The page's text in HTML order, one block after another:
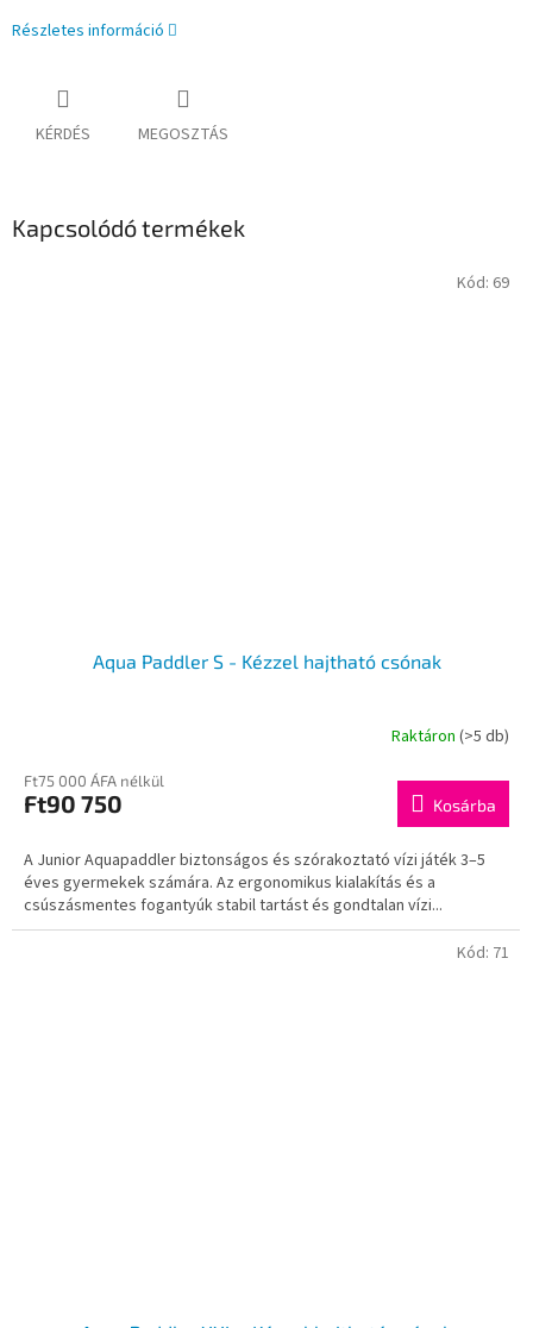
Részletes információ
KÉRDÉS MEGOSZTÁS
Kapcsolódó termékek
Aqua Paddler S - Kézzel hajtható csónak
Raktáron (>5 db)
Ft75 000 ÁFA nélkül
Ft90 750 Kosárba
A Junior Aquapaddler biztonságos és szórakoztató vízi játék 3–5
éves gyermekek számára. Az ergonomikus kialakítás és a
csúszásmentes fogantyúk stabil tartást és gondtalan vízi...
Kód: 69
Kód: 71